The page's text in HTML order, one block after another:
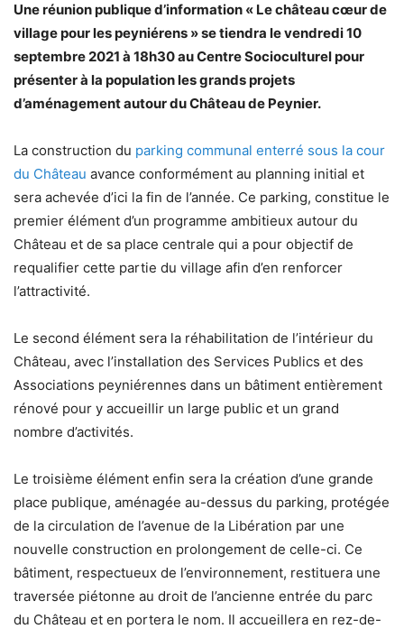
Une réunion publique d’information « Le châteaucœurde
village pour les peyniérens » se tiendra le vendredi 10
septembre 2021 à 18h30 au Centre Socioculturel pour
présenter à la population les grands projets
d’aménagement autour du Château de Peynier.
La construction du parking communal enterré sous la cour
du Château avance conformément au planning initial et
sera achevée d’ici la fin de l’année. Ce parking, constitue le
premier élément d’un programme ambitieux autour du
Château et de sa place centrale qui a pour objectif de
requalifier cette partie du village afin d’en renforcer
l’attractivité.
Le second élément sera la réhabilitation de l’intérieur du
Château, avec l’installation des Services Publics et des
Associations peyniérennes dans un bâtiment entièrement
rénové pour y accueillir un large public et un grand
nombre d’activités.
Le troisième élément enfin sera la création d’une grande
place publique, aménagée au-dessus du parking, protégée
de la circulation de l’avenue de la Libération par une
nouvelle construction en prolongement de celle-ci. Ce
bâtiment, respectueux de l’environnement, restituera une
traversée piétonne au droit de l’ancienne entrée du parc
du Château et en portera le nom. Il accueillera en rez-de-